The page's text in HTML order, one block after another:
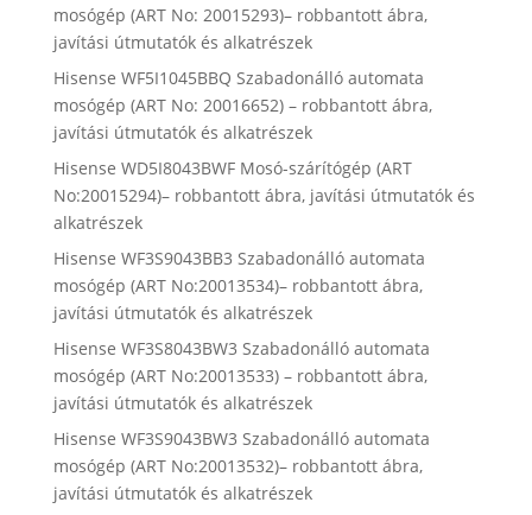
mosógép (ART No: 20015293)– robbantott ábra,
javítási útmutatók és alkatrészek
Hisense WF5I1045BBQ Szabadonálló automata
mosógép (ART No: 20016652) – robbantott ábra,
javítási útmutatók és alkatrészek
Hisense WD5I8043BWF Mosó-szárítógép (ART
No:20015294)– robbantott ábra, javítási útmutatók és
alkatrészek
Hisense WF3S9043BB3 Szabadonálló automata
mosógép (ART No:20013534)– robbantott ábra,
javítási útmutatók és alkatrészek
Hisense WF3S8043BW3 Szabadonálló automata
mosógép (ART No:20013533) – robbantott ábra,
javítási útmutatók és alkatrészek
Hisense WF3S9043BW3 Szabadonálló automata
mosógép (ART No:20013532)– robbantott ábra,
javítási útmutatók és alkatrészek